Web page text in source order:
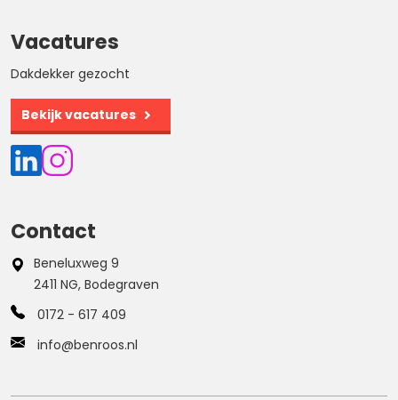
Vacatures
Dakdekker gezocht
Bekijk vacatures
Contact
Beneluxweg 9
2411 NG, Bodegraven
0172 - 617 409
info@benroos.nl